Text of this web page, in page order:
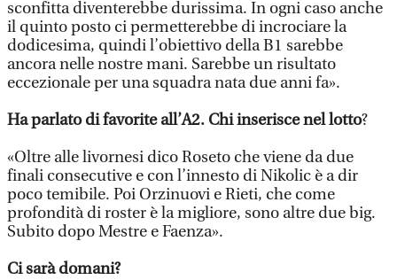
sconfitta diventerebbe durissima. In ogni caso anche
il quinto posto ci permetterebbe di incrociare la
dodicesima, quindi l’obiettivo della B1 sarebbe
ancora nelle nostre mani. Sarebbe un risultato
eccezionale per una squadra nata due anni fa».
Ha parlato di favorite all’A2. Chi inserisce nel lotto?
«Oltre alle livornesi dico Roseto che viene da due
finali consecutive e con l’innesto di Nikolic è a dir
poco temibile. Poi Orzinuovi e Rieti, che come
profondità di roster è la migliore, sono altre due big.
Subito dopo Mestre e Faenza».
Ci sarà domani?